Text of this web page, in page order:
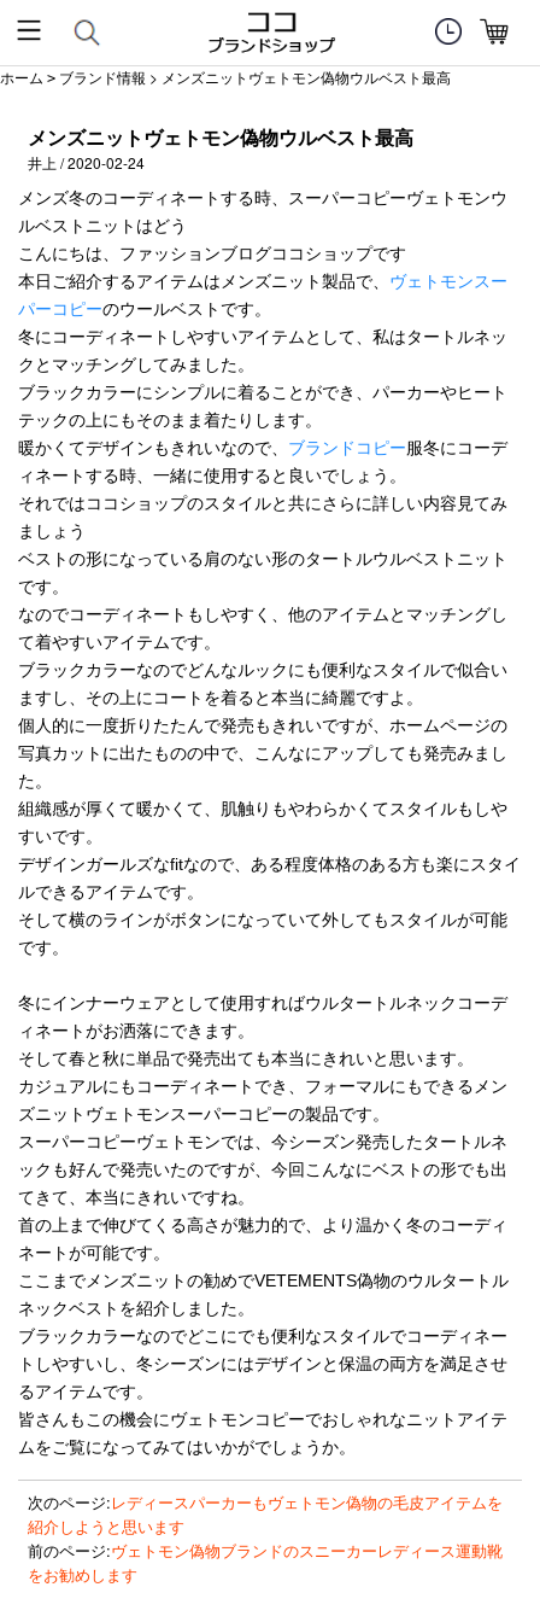
ホーム > ブランド情報 > メンズニットヴェトモン偽物ウルベスト最高
メンズニットヴェトモン偽物ウルベスト最高
井上 / 2020-02-24
メンズ冬のコーディネートする時、スーパーコピーヴェトモンウ
ルベストニットはどう
こんにちは、ファッションブログココショップです
本日ご紹介するアイテムはメンズニット製品で、 ヴェトモンスー
パーコピーのウールベストです。
冬にコーディネートしやすいアイテムとして、私はタートルネッ
クとマッチングしてみました。
ブラックカラーにシンプルに着ることができ、パーカーやヒート
テックの上にもそのまま着たりします。
暖かくてデザインもきれいなので、 ブランドコピー服冬にコーデ
ィネートする時、一緒に使用すると良いでしょう。
それではココショップのスタイルと共にさらに詳しい内容見てみ
ましょう
ベストの形になっている肩のない形のタートルウルベストニット
です。
なのでコーディネートもしやすく、他のアイテムとマッチングし
て着やすいアイテムです。
ブラックカラーなのでどんなルックにも便利なスタイルで似合い
ますし、その上にコートを着ると本当に綺麗ですよ。
個人的に一度折りたたんで発売もきれいですが、ホームページの
写真カットに出たものの中で、こんなにアップしても発売みまし
た。
組織感が厚くて暖かくて、肌触りもやわらかくてスタイルもしや
すいです。
デザインガールズなfitなので、ある程度体格のある方も楽にスタイ
ルできるアイテムです。
そして横のラインがボタンになっていて外してもスタイルが可能
です。
冬にインナーウェアとして使用すればウルタートルネックコーデ
ィネートがお洒落にできます。
そして春と秋に単品で発売出ても本当にきれいと思います。
カジュアルにもコーディネートでき、フォーマルにもできるメン
ズニットヴェトモンスーパーコピーの製品です。
スーパーコピーヴェトモンでは、今シーズン発売したタートルネ
ックも好んで発売いたのですが、今回こんなにベストの形でも出
てきて、本当にきれいですね。
首の上まで伸びてくる高さが魅力的で、より温かく冬のコーディ
ネートが可能です。
ここまでメンズニットの勧めでVETEMENTS偽物のウルタートル
ネックベストを紹介しました。
ブラックカラーなのでどこにでも便利なスタイルでコーディネー
トしやすいし、冬シーズンにはデザインと保温の両方を満足させ
るアイテムです。
皆さんもこの機会にヴェトモンコピーでおしゃれなニットアイテ
ムをご覧になってみてはいかがでしょうか。
次のページ:レディースパーカーもヴェトモン偽物の毛皮アイテムを
紹介しようと思います
前のページ:ヴェトモン偽物ブランドのスニーカーレディース運動靴
をお勧めします